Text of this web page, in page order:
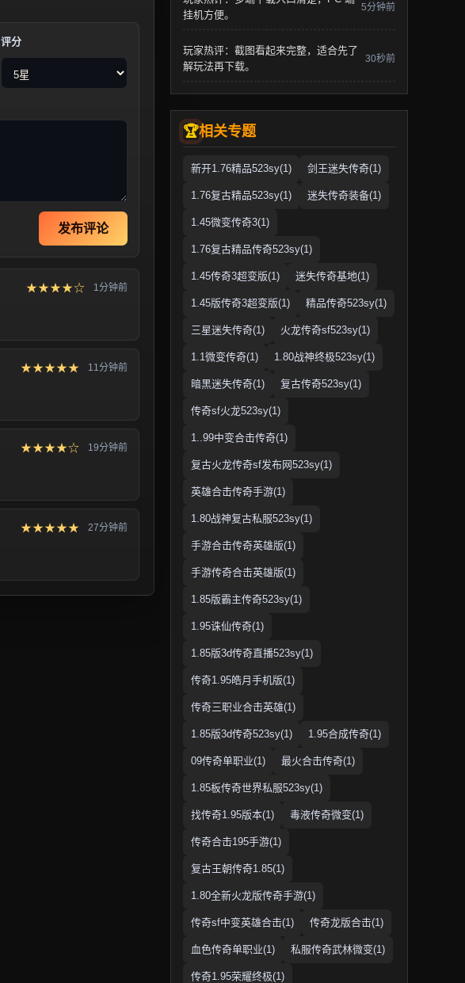
评分
发布评论
★★★★☆ 1分钟前
★★★★★ 11分钟前
★★★★☆ 19分钟前
★★★★★ 27分钟前
挂机方便。
5分钟前
玩家热评：截图看起来完整，适合先了
解玩法再下载。
30秒前
相关专题
新开1.76精品523sy(1) 剑王迷失传奇(1)
1.76复古精品523sy(1) 迷失传奇装备(1)
1.45微变传奇3(1)
1.76复古精品传奇523sy(1)
1.45传奇3超变版(1) 迷失传奇基地(1)
1.45版传奇3超变版(1) 精品传奇523sy(1)
三星迷失传奇(1) 火龙传奇sf523sy(1)
1.1微变传奇(1) 1.80战神终极523sy(1)
暗黑迷失传奇(1) 复古传奇523sy(1)
传奇sf火龙523sy(1)
1..99中变合击传奇(1)
复古火龙传奇sf发布网523sy(1)
英雄合击传奇手游(1)
1.80战神复古私服523sy(1)
手游合击传奇英雄版(1)
手游传奇合击英雄版(1)
1.85版霸主传奇523sy(1)
1.95诛仙传奇(1)
1.85版3d传奇直播523sy(1)
传奇1.95皓月手机版(1)
传奇三职业合击英雄(1)
1.85版3d传奇523sy(1) 1.95合成传奇(1)
09传奇单职业(1) 最火合击传奇(1)
1.85板传奇世界私服523sy(1)
找传奇1.95版本(1) 毒液传奇微变(1)
传奇合击195手游(1)
复古王朝传奇1.85(1)
1.80全新火龙版传奇手游(1)
传奇sf中变英雄合击(1) 传奇龙版合击(1)
血色传奇单职业(1) 私服传奇武林微变(1)
传奇1.95荣耀终极(1)